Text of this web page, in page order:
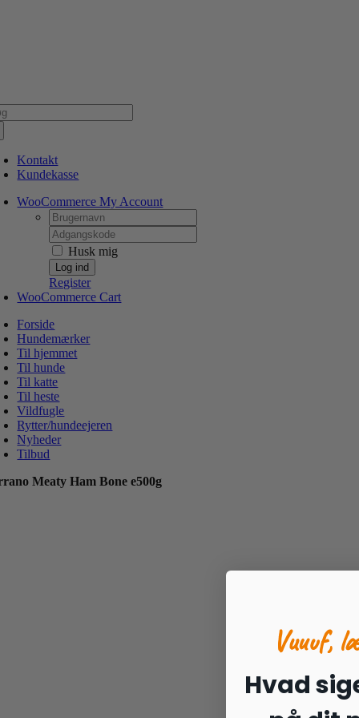
Kontakt
Kundekasse
WooCommerce My Account
Username:
Password:
Husk mig
Register
WooCommerce Cart
Forside
Hundemærker
Til hjemmet
Til hunde
Til katte
Til heste
Vildfugle
Rytter/hundeejeren
Nyheder
Tilbud
Meaty Ham Bone e500g
Vuuuf,
Hvad